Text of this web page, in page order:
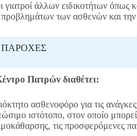
άλλων ειδικοτήτων όπως
προβλημάτων των ασθενών και
ΠΑΡΟΧΕΣ
Πατρών διαθέτει:
ασθενοφόρο για τις
ιστότοπο, στον οποίο
τις προσφερόμενες